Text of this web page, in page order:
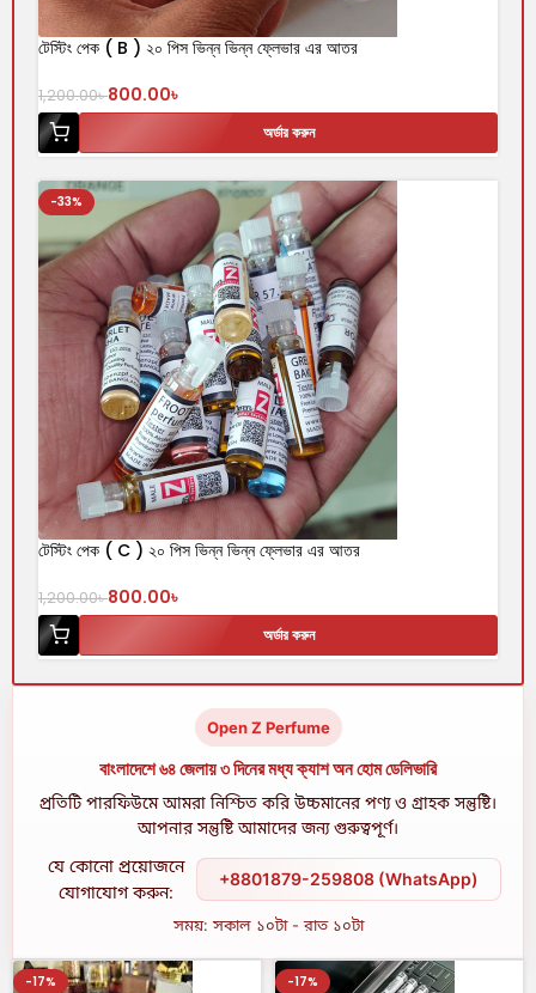
টেস্টিং পেক ( B ) ২০ পিস ভিন্ন ভিন্ন ফ্লেভার এর আতর
1,200.00৳800.00৳
অর্ডার করুন
-33%
টেস্টিং পেক ( C ) ২০ পিস ভিন্ন ভিন্ন ফ্লেভার এর আতর
1,200.00৳800.00৳
অর্ডার করুন
Open Z Perfume
বাংলাদেশে ৬৪ জেলায় ৩ দিনের মধ্য ক্যাশ অন হোম ডেলিভারি
প্রতিটি পারফিউমে আমরা নিশ্চিত করি উচ্চমানের পণ্য ও গ্রাহক সন্তুষ্টি।
আপনার সন্তুষ্টি আমাদের জন্য গুরুত্বপূর্ণ।
যে কোনো প্রয়োজনে
যোগাযোগ করুন:
+8801879-259808 (WhatsApp)
সময়: সকাল ১০টা - রাত ১০টা
-17% -17%